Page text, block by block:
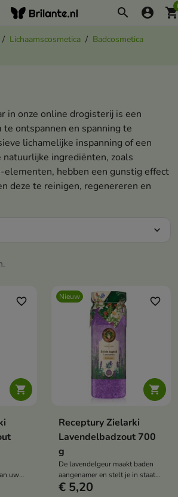
search account_circle
Lichaamscosmetica
Badcosmetica
in onze online drogisterij is een
ontspannen en spanning te
lichamelijke inspanning of een
ingrediënten, zoals
elementen, hebben een gunstig effect
deze te reinigen, regenereren en
expand_more

favorite_border
uw
van
Nieuw

favorite_border
Receptury Zielarki
Lavendelbadzout 700
g
De lavendelgeur maakt baden
aangenamer en stelt je in staat
een thuisspa te creëren.
€ 5,20